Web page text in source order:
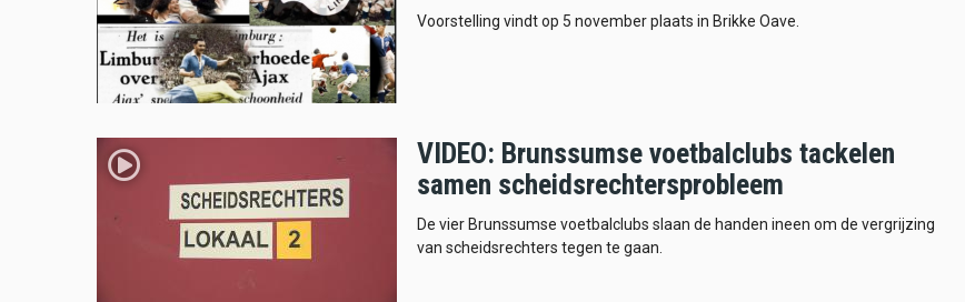
Voorstelling vindt op 5 november plaats in Brikke Oave.
VIDEO: Brunssumse voetbalclubs tackelen
samen scheidsrechtersprobleem
De vier Brunssumse voetbalclubs slaan de handen ineen om de vergrijzing
van scheidsrechters tegen te gaan.